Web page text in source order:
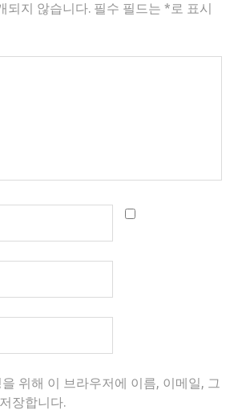
되지 않습니다. 필수 필드는 * 로 표시
위해 이 브라우저에 이름, 이메일, 그
장합니다.